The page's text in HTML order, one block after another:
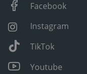
Facebook
Instagram
TikTok
Youtube